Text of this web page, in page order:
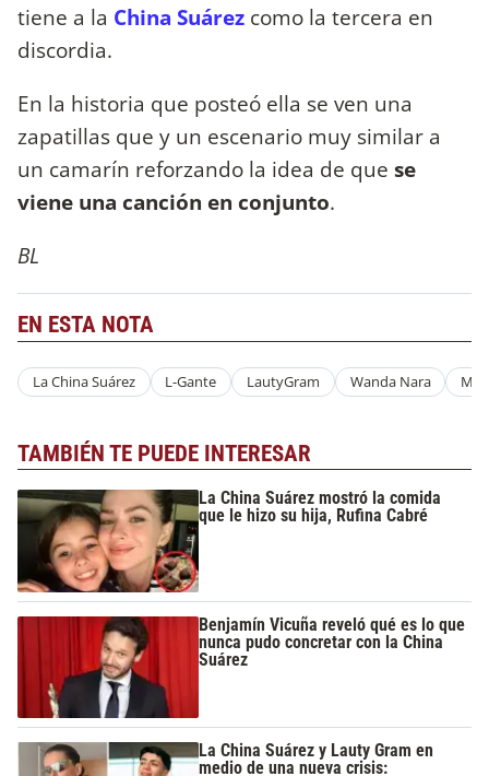
tiene a la China Suárez como la tercera en
discordia.
En la historia que posteó ella se ven una
zapatillas que y un escenario muy similar a
un camarín reforzando la idea de que se
viene una canción en conjunto.
BL
EN ESTA NOTA
La China Suárez L-Gante LautyGram Wanda Nara
TAMBIÉN TE PUEDE INTERESAR
La China Suárez mostró la comida
que le hizo su hija, Rufina Cabré
Benjamín Vicuña reveló qué es lo que
nunca pudo concretar con la China
Suárez
La China Suárez y Lauty Gram en
medio de una nueva crisis: